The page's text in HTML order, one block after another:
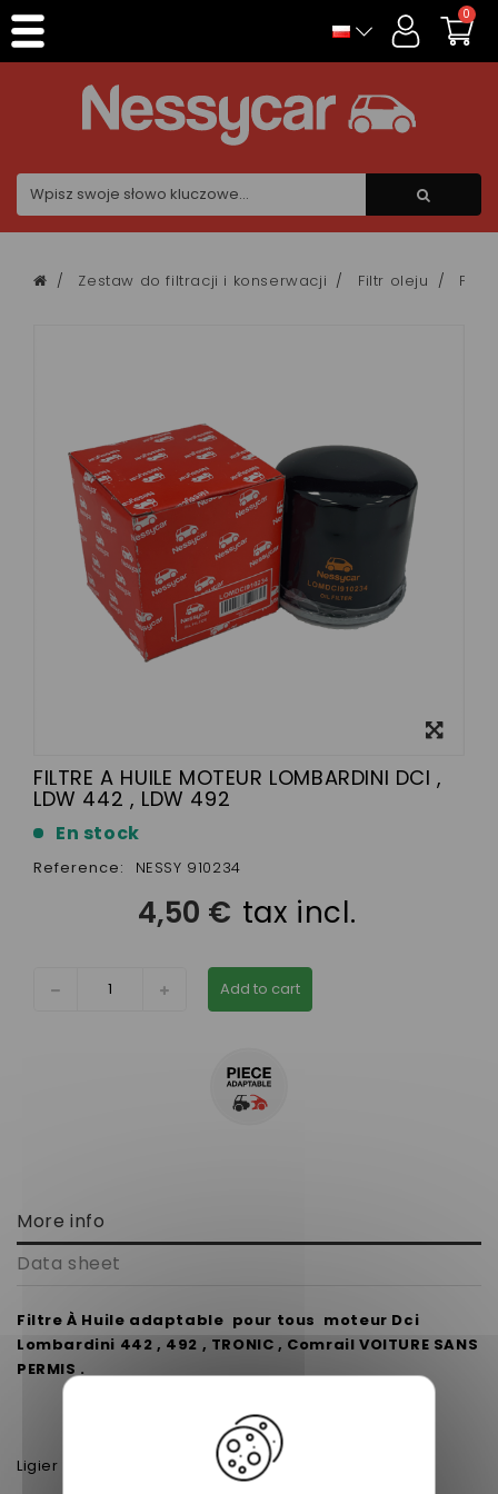
0
Zestaw do filtracji i konserwacji Filtr oleju Filtr
FILTRE A HUILE MOTEUR LOMBARDINI DCI ,
LDW 442 , LDW 492
En stock
Reference: NESSY 910234
4,50 € tax incl.
Add to cart
More info
Data sheet
Filtre À Huile adaptable pour tous moteur Dci
Lombardini 442 , 492 , TRONIC , Comrail VOITURE SANS
PERMIS .
Ligier
Ligier Optimax DCI - VJRJS40CR
Ligier IXO DCI - VJRJS36CR
Ligier JS RC DCI (442) - VH862BC
Ligier XTOO R DCI - VJRJS34CR
Panel zarządzania plikami cookies